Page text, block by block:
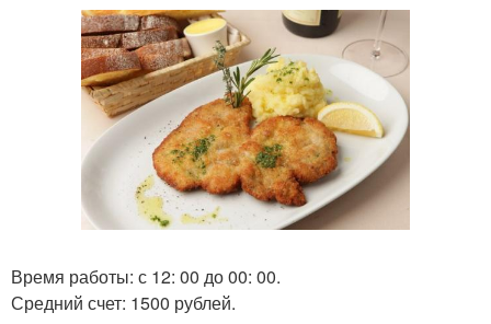
Время работы: с 12: 00 до 00: 00.
Средний счет: 1500 рублей.